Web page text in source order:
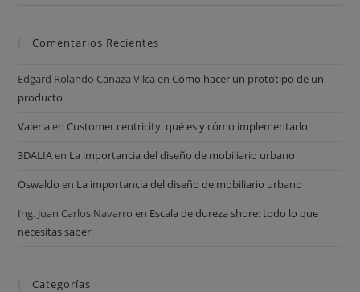
Comentarios Recientes
Edgard Rolando Canaza Vilca en Cómo hacer un prototipo de un
producto
Valeria en Customer centricity: qué es y cómo implementarlo
3DALIA en La importancia del diseño de mobiliario urbano
Oswaldo en La importancia del diseño de mobiliario urbano
Ing. Juan Carlos Navarro en Escala de dureza shore: todo lo que
necesitas saber
Categorías